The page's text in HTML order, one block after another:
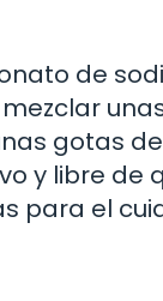
de
gotas
y libre de
para el